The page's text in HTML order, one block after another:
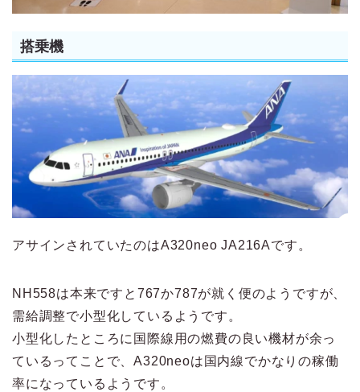
搭乗機
アサインされていたのはA320neo JA216Aです。
NH558は本来ですと767か787が就く便のようですが、
需給調整で小型化しているようです。
小型化したところに国際線用の燃費の良い機材が余っ
ているってことで、A320neoは国内線でかなりの稼働
率になっているようです。